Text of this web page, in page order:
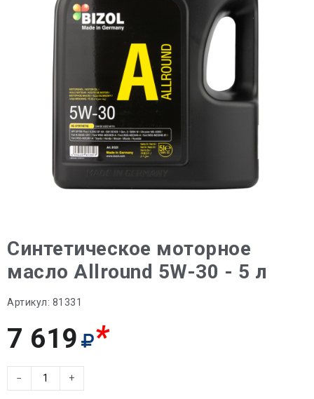
Синтетическое моторное
масло Allround 5W-30 - 5 л
Артикул: 81331
7 619 *
− +